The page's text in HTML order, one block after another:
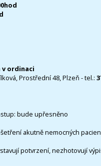
v ordinaci
Prostřední 48, Plzeň - tel.:
bude upřesněno
akutně nemocných
potvrzení, nezhotovují